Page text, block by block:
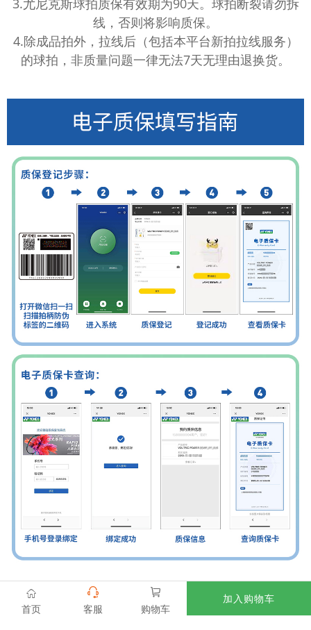
3.尤尼克斯球拍质保有效期为90天。球拍断裂请勿拆
线，否则将影响质保。
4.除成品拍外，拉线后（包括本平台新拍拉线服务）
的球拍，非质量问题一律无法7天无理由退换货。

首页

客服

购物车
加入购物车